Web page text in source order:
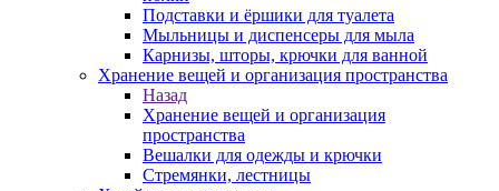
Подставки и ёршики для туалета
Мыльницы и диспенсеры для мыла
Карнизы, шторы, крючки для ванной
Хранение вещей и организация пространства
Назад
Хранение вещей и организация
пространства
Вешалки для одежды и крючки
Стремянки, лестницы